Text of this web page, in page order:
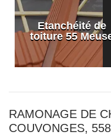
Etanchéité de
toiture 55
RAMONAGE DE
COUVONGES,